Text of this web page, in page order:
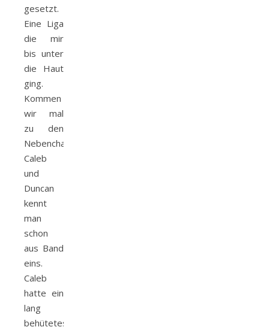
gesetzt.
Eine Liga
die mir
bis unter
die Haut
ging.
Kommen
wir mal
zu den
Nebencharakter.
Caleb
und
Duncan
kennt
man
schon
aus Band
eins.
Caleb
hatte ein
lang
behütetes